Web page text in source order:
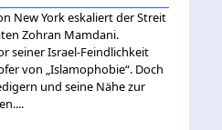
New York eskaliert der Streit
Zohran Mamdani.
seiner Israel-Feindlichkeit
von „Islamophobie“. Doch
und seine Nähe zur